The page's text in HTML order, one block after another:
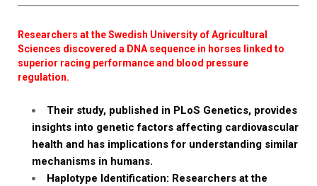
Researchers at the Swedish University of Agricultural
Sciences discovered a DNA sequence in horses linked to
superior racing performance and blood pressure
regulation.
Their study, published in PLoS Genetics, provides
insights into genetic factors affecting cardiovascular
health and has implications for understanding similar
mechanisms in humans.
Haplotype Identification: Researchers at the